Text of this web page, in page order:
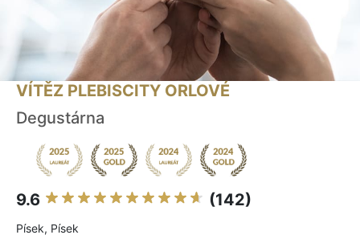
VÍTĚZ PLEBISCITY ORLOVÉ
Degustárna
9.6 (142)
Písek, Písek